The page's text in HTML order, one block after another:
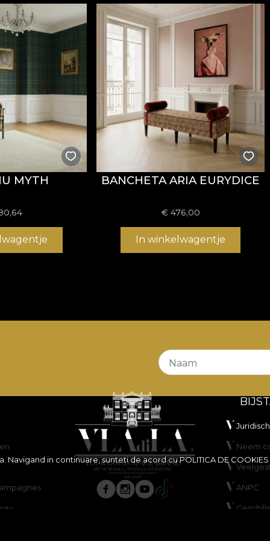
REACH
la uzură, având 60.000 rubsla testul de
la testul de inflamabilitate tip țigară.
fără înălbire, fără stoarcere prin răsucire, fără
bune la frecare umedă și uscată, stabilitate bună a
fără înălbire, fără stoarcere prin răsucire, fără
MYTH BANCHETA ARIA EURYDICE
€ 476,00
In winkelwagentje
Navigand in continuare, sunteti de acord cuPOLITICA DE COOKIES
Naam
Neem
ANPC